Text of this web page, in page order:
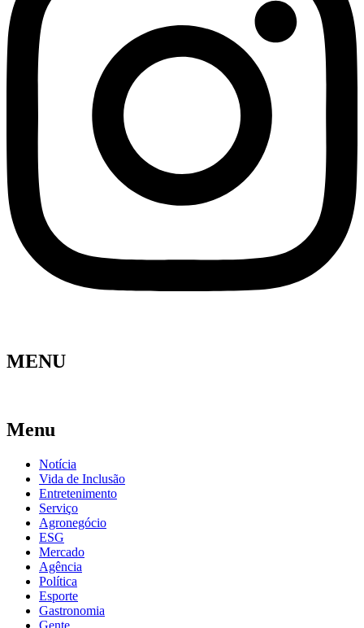
MENU
Menu
Notícia
Vida de Inclusão
Entretenimento
Serviço
Agronegócio
ESG
Mercado
Agência
Política
Esporte
Gastronomia